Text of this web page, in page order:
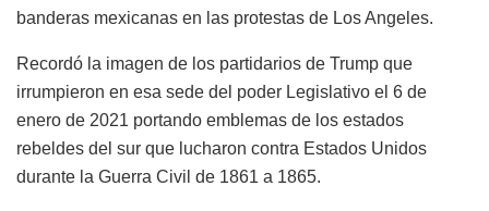
banderas mexicanas en las protestas de Los Angeles.
Recordó la imagen de los partidarios de Trump que
irrumpieron en esa sede del poder Legislativo el 6 de
enero de 2021 portando emblemas de los estados
rebeldes del sur que lucharon contra Estados Unidos
durante la Guerra Civil de 1861 a 1865.